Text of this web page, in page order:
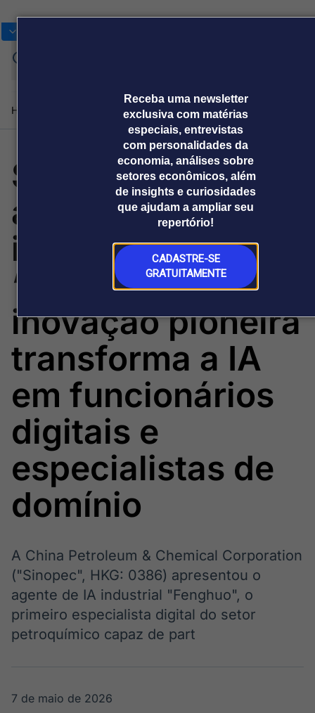
Receba uma newsletter
exclusiva com matérias
especiais, entrevistas
com personalidades da
economia, análises sobre
setores econômicos, além
de insights e curiosidades
que ajudam a ampliar seu
repertório!
CADASTRE-SE
GRATUITAMENTE
Home Produtos e soluçõesNotíciasBlogWeekendInstitucional
Plataformas
Broadcast
Broadcast+
O mercado
financeiro em
tempo real
Broadcast
Tudo sobre o
agronegócio
Broadcast
Político
Os bastidores da
política em
Broadcast
Energia
O setor de
energia elétrica
Plataforma para
conteúdos
personalizados
Soluções de Dados
e Conteúdos
OTC
Plataforma para
negociação de
ativos
Datafeed
APIs para
integração de
conteúdos e
Broadcast
Releases Broadcast
Prêmio Broadcast
Empresas
Releases
Sinopec lança
agente de IA
industrial
“Fenghuo”:
inovação pioneira
transforma a IA
em funcionários
digitais e
especialistas de
domínio
A China Petroleum & Chemical Corporation
("Sinopec", HKG: 0386) apresentou o
agente de IA industrial "Fenghuo", o
primeiro especialista digital do setor
petroquímico capaz de part
7 de maio de 2026